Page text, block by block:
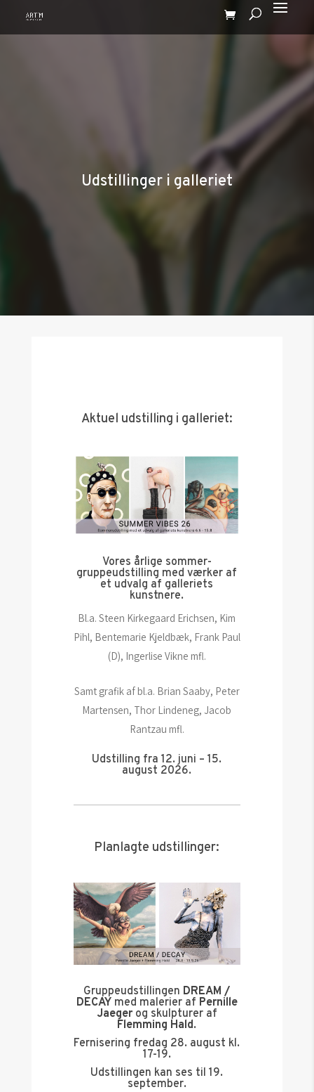
Udstillinger i galleriet
Aktuel udstilling i galleriet:
Vores årlige sommer-
gruppeudstilling med værker af
et udvalg af galleriets
kunstnere.
Bl.a. Steen Kirkegaard Erichsen, Kim
Pihl, Bentemarie Kjeldbæk, Frank Paul
(D), Ingerlise Vikne mfl.
Samt grafik af bl.a. Brian Saaby, Peter
Martensen, Thor Lindeneg, Jacob
Rantzau mfl.
Udstilling fra 12. juni – 15.
august 2026.
Planlagte udstillinger:
Gruppeudstillingen DREAM /
DECAYmed malerier af Pernille
Jaegerog skulpturer af
Flemming Hald.
Fernisering fredag 28. august kl.
17-19.
Udstillingen kan ses til 19.
september.